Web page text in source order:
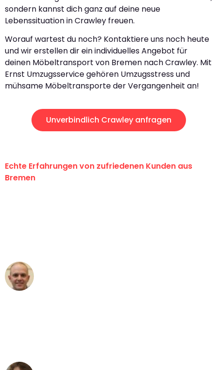
sondern kannst dich ganz auf deine neue
Lebenssituation in Crawley freuen.
Worauf wartest du noch? Kontaktiere uns noch heute
und wir erstellen dir ein individuelles Angebot für
deinen Möbeltransport von Bremen nach Crawley. Mit
Ernst Umzugsservice gehören Umzugsstress und
mühsame Möbeltransporte der Vergangenheit an!
Unverbindlich Crawley anfragen
Echte Erfahrungen von zufriedenen Kunden aus
Bremen